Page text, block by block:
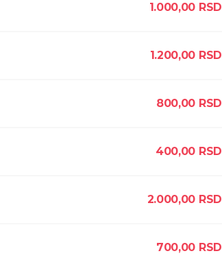
1.000,00 RSD
1.200,00 RSD
800,00 RSD
400,00 RSD
2.000,00 RSD
700,00 RSD